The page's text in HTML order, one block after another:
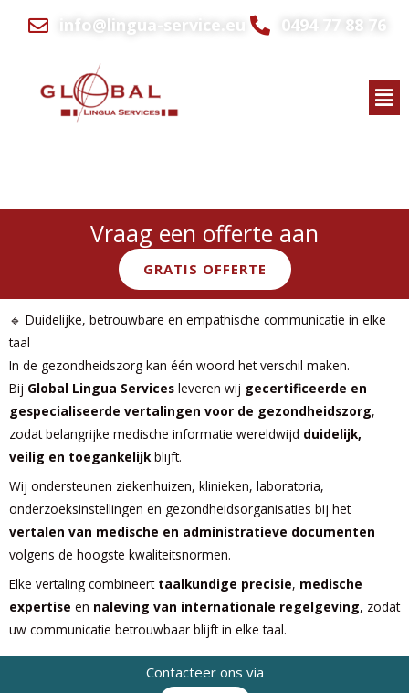
info@lingua-service.eu 0494 77 88 76
Vraag een offerte aan
GRATIS OFFERTE
🔹 Duidelijke, betrouwbare en empathische communicatie in elke
taal
In de gezondheidszorg kan één woord het verschil maken.
Bij Global Lingua Services leveren wij gecertificeerde en
gespecialiseerde vertalingen voor de gezondheidszorg,
zodat belangrijke medische informatie wereldwijd duidelijk,
veilig en toegankelijkblijft.
Wij ondersteunen ziekenhuizen, klinieken, laboratoria,
onderzoeksinstellingen en gezondheidsorganisaties bij het
vertalen van medische en administratieve documenten
volgens de hoogste kwaliteitsnormen.
Elke vertaling combineert taalkundige precisie, medische
expertise en naleving van internationale regelgeving, zodat
uw communicatie betrouwbaar blijft in elke taal.
Contacteer ons via